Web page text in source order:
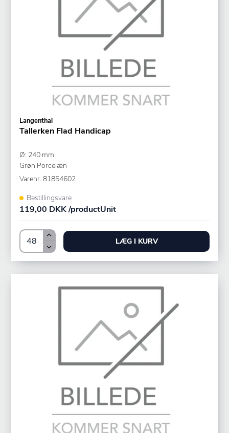
Langenthal
Tallerken Flad Handicap
Ø: 240 mm
Grøn Porcelæn
Varenr. 81854602
Bestillingsvare
119,00 DKK /productUnit
LÆG I KURV